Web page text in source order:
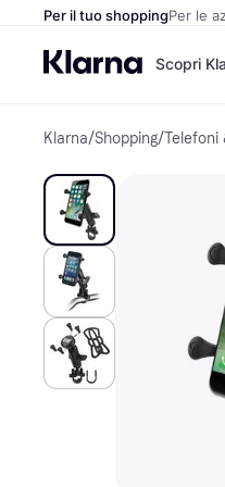
Per il tuo shoppingPer le
Scopri
Klarna/Shopping/Telefoni